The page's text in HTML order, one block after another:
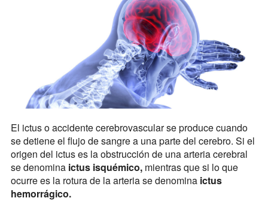
El ictus o accidente cerebrovascular se produce cuando
se detiene el flujo de sangre a una parte del cerebro. Si el
origen del ictus es la obstrucción de una arteria cerebral
se denomina ictus isquémico,mientras que si lo que
ocurre es la rotura de la arteria se denomina ictus
hemorrágico.